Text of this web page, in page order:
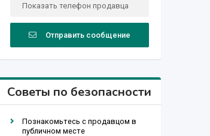
Показать телефон продавца
Отправить сообщение
Советы по безопасности
Познакомьтесь с продавцом в
публичном месте